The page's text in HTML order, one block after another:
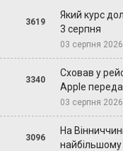
3619
Який курс
3 серпня
03 серпня 2026
3340
Сховав у
Apple
03 серпня 2026
3096
На
найбільшому